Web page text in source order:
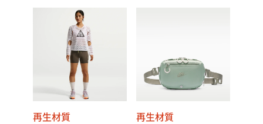
再生材質
再生材質